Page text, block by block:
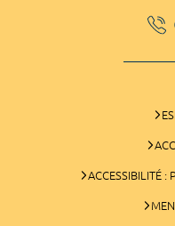
ACCESSIBILITÉ :